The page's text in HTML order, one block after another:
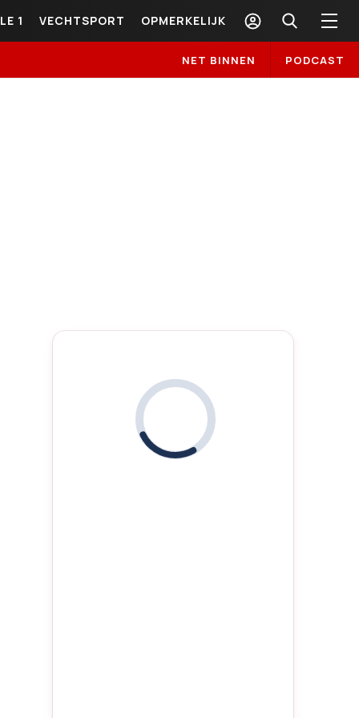
1 VECHTSPORT OPMERKELIJK
NET BINNEN PODCAST